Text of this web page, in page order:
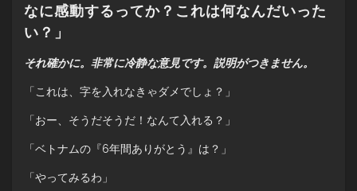
なに感動するってか？これは何なんだいった
い？」
それ確かに。非常に冷静な意見です。説明がつきません。
「これは、字を入れなきゃダメでしょ？」
「おー、そうだそうだ！なんて入れる？」
「ベトナムの『6年間ありがとう』は？」
「やってみるわ」